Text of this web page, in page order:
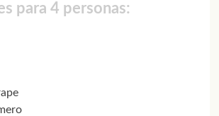
para 4 personas: